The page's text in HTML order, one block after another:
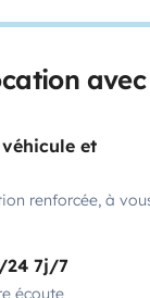
avec
et
renforcée, à
24 7j/7
écoute